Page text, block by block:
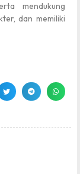
mendukung
dan memiliki